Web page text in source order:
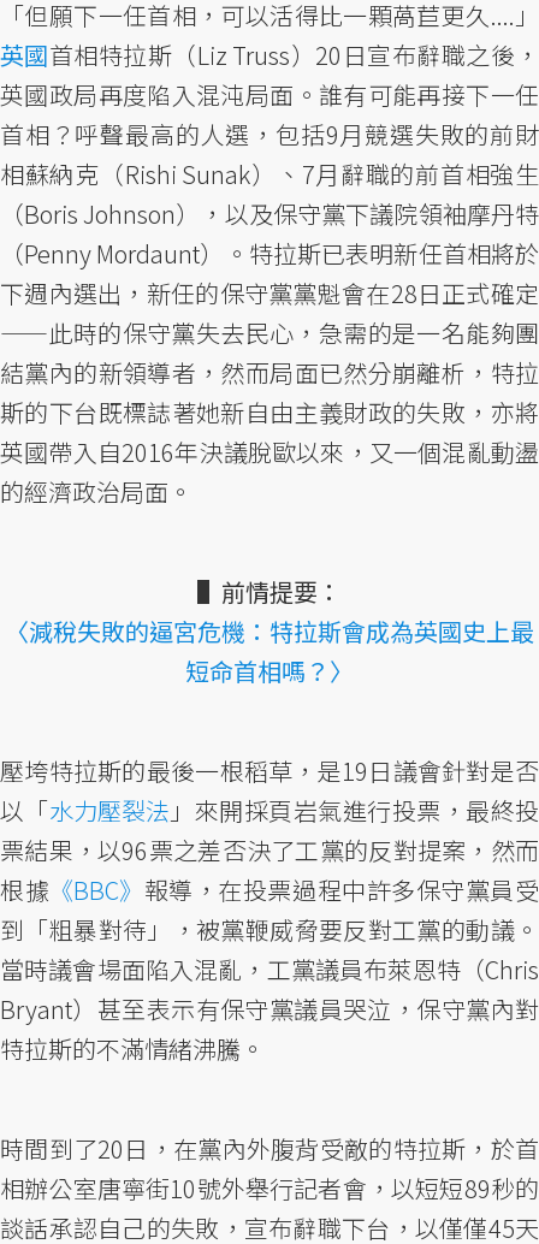
「但願下一任首相，可以活得比一顆萵苣更久....」
英國首相特拉斯（Liz Truss）20日宣布辭職之後，
英國政局再度陷入混沌局面。誰有可能再接下一任
首相？呼聲最高的人選，包括9月競選失敗的前財
相蘇納克（Rishi Sunak）、7月辭職的前首相強生
（Boris Johnson），以及保守黨下議院領袖摩丹特
（Penny Mordaunt）。特拉斯已表明新任首相將於
下週內選出，新任的保守黨黨魁會在28日正式確定
——此時的保守黨失去民心，急需的是一名能夠團
結黨內的新領導者，然而局面已然分崩離析，特拉
斯的下台既標誌著她新自由主義財政的失敗，亦將
英國帶入自2016年決議脫歐以來，又一個混亂動盪
的經濟政治局面。
▌前情提要：
〈減稅失敗的逼宮危機：特拉斯會成為英國史上最
短命首相嗎？〉
壓垮特拉斯的最後一根稻草，是19日議會針對是否
以「水力壓裂法 」來開採頁岩氣進行投票，最終投
票結果，以96票之差否決了工黨的反對提案，然而
根據 《BBC》 報導，在投票過程中許多保守黨員受
到「粗暴對待」，被黨鞭威脅要反對工黨的動議。
當時議會場面陷入混亂，工黨議員布萊恩特（Chris
Bryant）甚至表示有保守黨議員哭泣，保守黨內對
特拉斯的不滿情緒沸騰。
時間到了20日，在黨內外腹背受敵的特拉斯，於首
相辦公室唐寧街10號外舉行記者會，以短短89秒的
談話承認自己的失敗，宣布辭職下台，以僅僅45天